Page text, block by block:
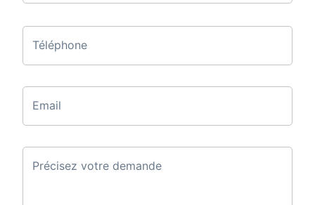
Téléphone
Email
Précisez votre demande